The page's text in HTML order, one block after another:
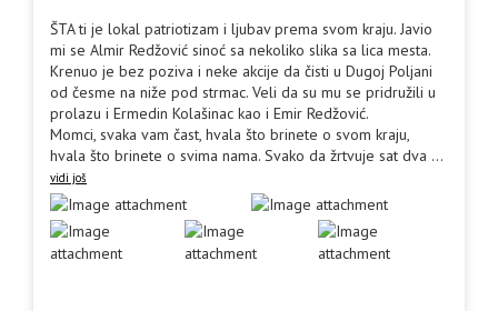
ŠTA ti je lokal patriotizam i ljubav prema svom kraju. Javio
mi se Almir Redžović sinoć sa nekoliko slika sa lica mesta.
Krenuo je bez poziva i neke akcije da čisti u Dugoj Poljani
od česme na niže pod strmac. Veli da su mu se pridružili u
prolazu i Ermedin Kolašinac kao i Emir Redžović.
Momci, svaka vam čast, hvala što brinete o svom kraju,
hvala što brinete o svima nama. Svako da žrtvuje sat dva ...
vidi još